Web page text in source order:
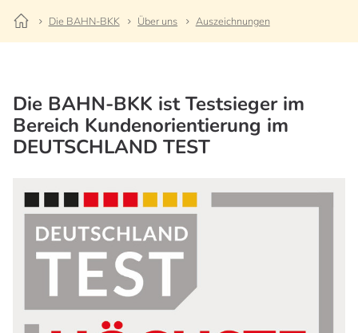
Die BAHN-BKK Über uns Auszeichnungen
Die BAHN-BKK ist Testsieger im
Bereich Kundenorientierung im
DEUTSCHLAND TEST